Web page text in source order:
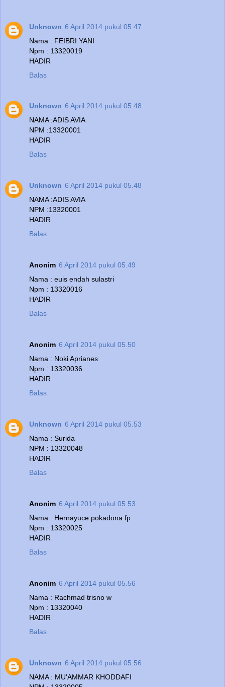
Unknown 6 April 2014 pukul 05.47
Nama : FEIBRI YANI
Npm : 13320019
HADIR
Balas
Unknown 6 April 2014 pukul 05.48
NAMA :ADIS AVIA
NPM :13320001
HADIR
Balas
Unknown 6 April 2014 pukul 05.48
NAMA :ADIS AVIA
NPM :13320001
HADIR
Balas
Anonim 6 April 2014 pukul 05.49
Nama : euis endah sulastri
Npm : 13320016
HADIR
Balas
Anonim 6 April 2014 pukul 05.50
Nama : Noki Aprianes
Npm : 13320036
HADIR
Balas
Unknown 6 April 2014 pukul 05.53
Nama : Surida
NPM : 13320048
HADIR
Balas
Anonim 6 April 2014 pukul 05.53
Nama : Hernayuce pokadona fp
Npm : 13320025
HADIR
Balas
Anonim 6 April 2014 pukul 05.56
Nama : Rachmad trisno w
Npm : 13320040
HADIR
Balas
Unknown 6 April 2014 pukul 05.56
NAMA : MU'AMMAR KHODDAFI